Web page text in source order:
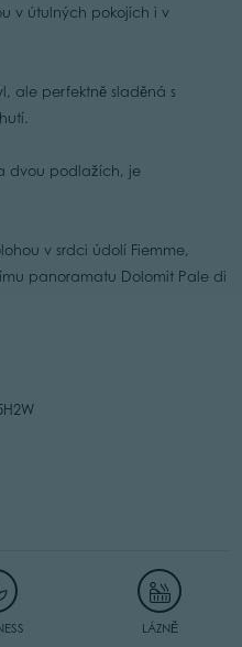
v útulných pokojích i v
ale perfektně sladěná s
dvou podlažích, je
v srdci údolí Fiemme,
panoramatu Dolomit Pale di
LÁZNĚ